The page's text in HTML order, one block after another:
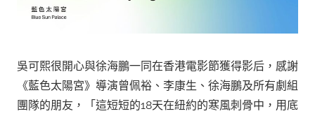
吳可熙很開心與徐海鵬一同在香港電影節獲得影后，感謝
《藍色太陽宮》導演曾佩裕、李康生、徐海鵬及所有劇組
團隊的朋友，「這短短的18天在紐約的寒風刺骨中，用底